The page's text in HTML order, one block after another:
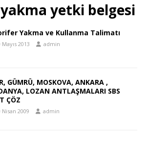
yetki belgesi
Yakma ve Kullanma Talimatı
Mayıs 2013 admin
GÜMRÜ, MOSKOVA, ANKARA ,
LOZAN ANTLAŞMALARI SBS
ÇÖZ
Nisan 2009 admin